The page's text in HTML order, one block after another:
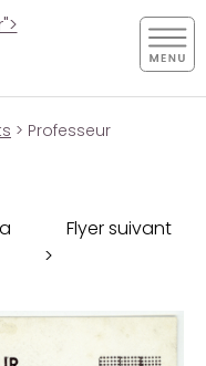
> Professeur
Flyer suivant
>